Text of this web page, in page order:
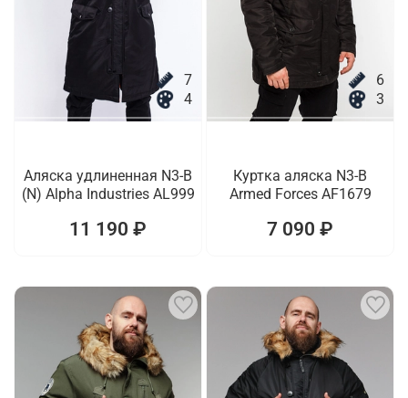
7
4
Аляска удлиненная N3-B
(N) Alpha Industries AL999
11 190 ₽
6
3
Куртка аляска N3-B
Armed Forces AF1679
7 090 ₽